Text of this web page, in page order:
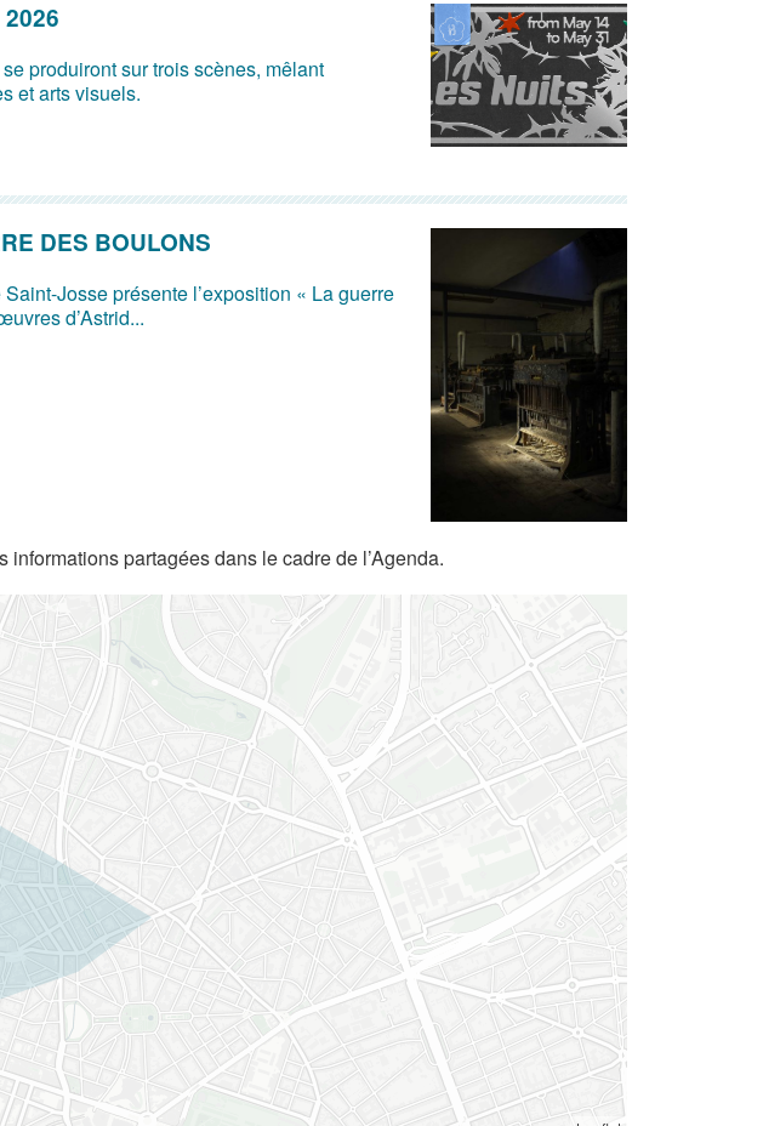
produiront sur trois scènes, mêlant
et arts visuels.
DES BOULONS
Josse présente l’exposition « La guerre
d’Astrid...
partagées dans le cadre de l’Agenda.